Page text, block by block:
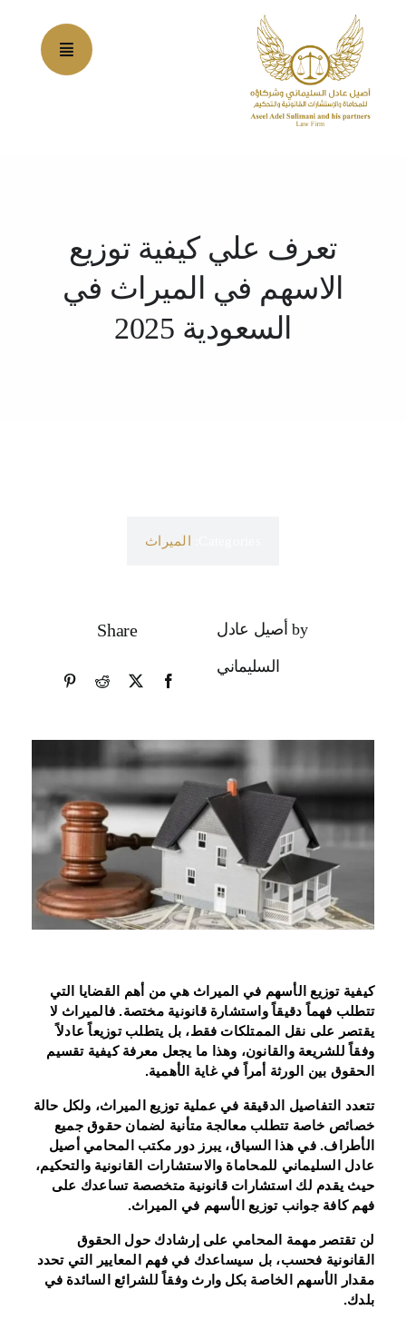
تعرف علي كيفية توزيع
الاسهم في الميراث​ في
السعودية 2025
الميراث
by أصيل عادل
السليماني
Share
كيفية توزيع الأسهم في الميراث هي من أهم القضايا التي
تتطلب فهماً دقيقاً واستشارة قانونية مختصة. فالميراث لا
يقتصر على نقل الممتلكات فقط، بل يتطلب توزيعاً عادلاً
وفقاً للشريعة والقانون، وهذا ما يجعل معرفة كيفية تقسيم
الحقوق بين الورثة أمراً في غاية الأهمية.
تتعدد التفاصيل الدقيقة في عملية توزيع الميراث، ولكل حالة
خصائص خاصة تتطلب معالجة متأنية لضمان حقوق جميع
الأطراف. في هذا السياق، يبرز دور مكتب المحامي أصيل
عادل السليماني للمحاماة والاستشارات القانونية والتحكيم،
حيث يقدم لك استشارات قانونية متخصصة تساعدك على
فهم كافة جوانب توزيع الأسهم في الميراث.
لن تقتصر مهمة المحامي على إرشادك حول الحقوق
القانونية فحسب، بل سيساعدك في فهم المعايير التي تحدد
مقدار الأسهم الخاصة بكل وارث وفقاً للشرائع السائدة في
بلدك.